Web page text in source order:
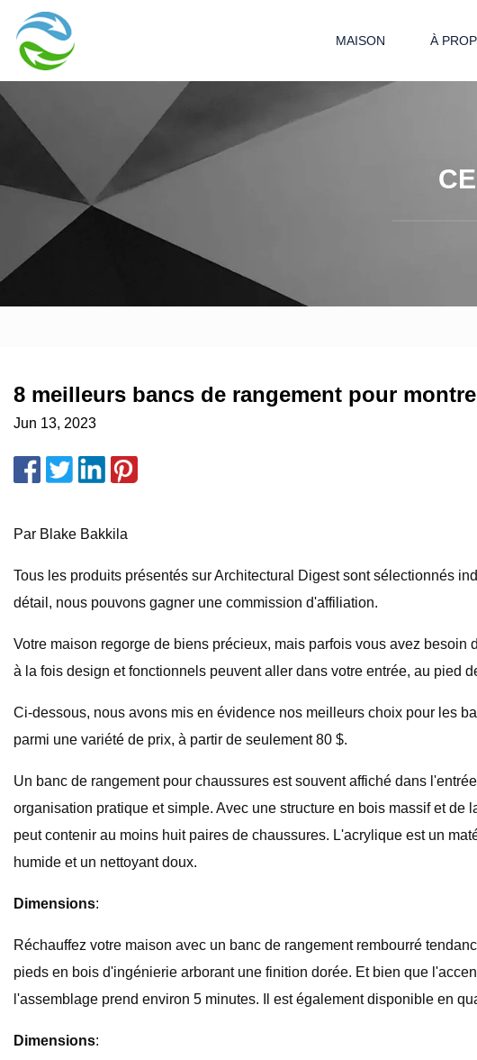
MAISON À
8 meilleurs bancs de rangement pour
Jun 13, 2023
Par Blake Bakkila
Tous les produits présentés sur Architectural Digest sont sélectionnés
détail, nous pouvons gagner une commission d'affiliation.
Votre maison regorge de biens précieux, mais parfois vous avez
à la fois design et fonctionnels peuvent aller dans votre entrée, au pied
Ci-dessous, nous avons mis en évidence nos meilleurs choix pour les
parmi une variété de prix, à partir de seulement 80 $.
Un banc de rangement pour chaussures est souvent affiché dans
organisation pratique et simple. Avec une structure en bois massif et
peut contenir au moins huit paires de chaussures. L'acrylique est un
humide et un nettoyant doux.
Dimensions:
Réchauffez votre maison avec un banc de rangement rembourré
pieds en bois d'ingénierie arborant une finition dorée. Et bien que
l'assemblage prend environ 5 minutes. Il est également disponible en
Dimensions: